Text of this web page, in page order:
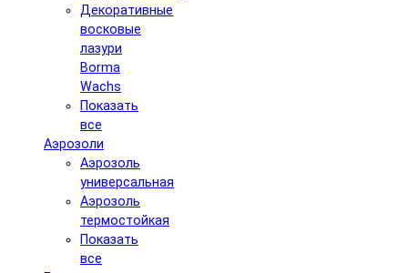
Декоративные
восковые
лазури
Borma
Wachs
Показать
все
Аэрозоли
Аэрозоль
универсальная
Аэрозоль
термостойкая
Показать
все